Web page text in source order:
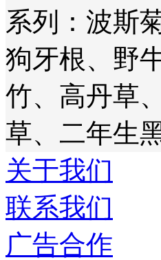
系列：波斯
狗牙根、野
竹、高丹草
草、二年生
关于我们
联系我们
广告合作